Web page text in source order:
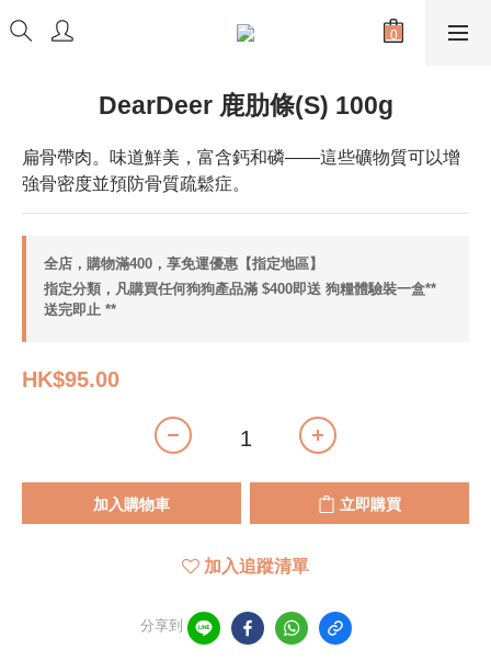
DearDeer 鹿肋條(S) 100g
扁骨帶肉。味道鮮美，富含鈣和磷——這些礦物質可以增
強骨密度並預防骨質疏鬆症。
全店，購物滿400，享免運優惠【指定地區】
指定分類，凡購買任何狗狗產品滿 $400即送 狗糧體驗裝一盒**
送完即止 **
HK$95.00
加入購物車 立即購買
加入追蹤清單
分享到